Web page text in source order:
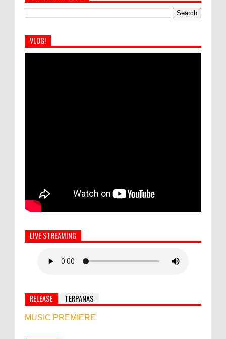
VLOG!
LIVE STREAMING
RELEASE TERPANAS
MUSIC PREMIERE